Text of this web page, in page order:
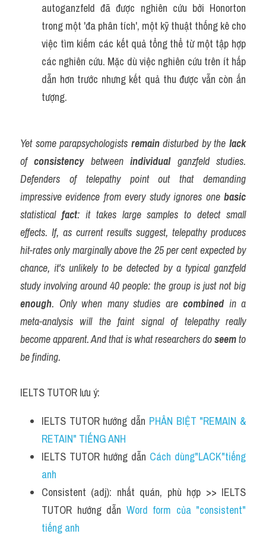
autoganzfeld đã được nghiên cứu bởi Honorton
trong một 'đa phân tích', một kỹ thuật thống kê cho
việc tìm kiếm các kết quả tổng thể từ một tập hợp
các nghiên cứu. Mặc dù việc nghiên cứu trên ít hấp
dẫn hơn trước nhưng kết quả thu được vẫn còn ấn
tượng.
Yet some parapsychologists remain disturbed by the lack
of consistency between individual ganzfeld studies.
Defenders of telepathy point out that demanding
impressive evidence from every study ignores one basic
statistical fact: it takes large samples to detect small
effects. If, as current results suggest, telepathy produces
hit-rates only marginally above the 25 per cent expected by
chance, it's unlikely to be detected by a typical ganzfeld
enough. Only when many studies are combined in a
meta-analysis will the faint signal of telepathy really
become apparent. And that is what researchers do seem to
be finding.
IELTS TUTOR lưu ý:
IELTS TUTOR hướng dẫn PHÂN BIỆT "REMAIN &
RETAIN" TIẾNG ANH
IELTS TUTOR hướng dẫn Cách dùng"LACK"tiếng
anh
Consistent (adj): nhất quán, phù hợp >> IELTS
TUTOR hướng dẫn Word form của "consistent"
tiếng anh